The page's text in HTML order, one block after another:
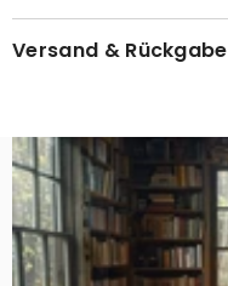
Versand & Rückgabe